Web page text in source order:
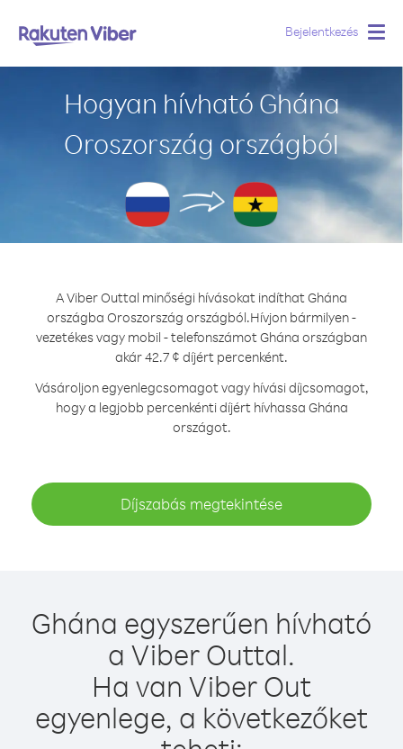
Bejelentkezés
Hogyan hívható Ghána
Oroszország országból
A Viber Outtal minőségi hívásokat indíthat Ghána
országba Oroszország országból.Hívjon bármilyen -
vezetékes vagy mobil - telefonszámot Ghána országban
akár 42.7 ¢ díjért percenként.
Vásároljon egyenlegcsomagot vagy hívási díjcsomagot,
hogy a legjobb percenkénti díjért hívhassa Ghána
országot.
Díjszabás megtekintése
Ghána egyszerűen hívható
a Viber Outtal.
Ha van Viber Out
egyenlege, a következőket